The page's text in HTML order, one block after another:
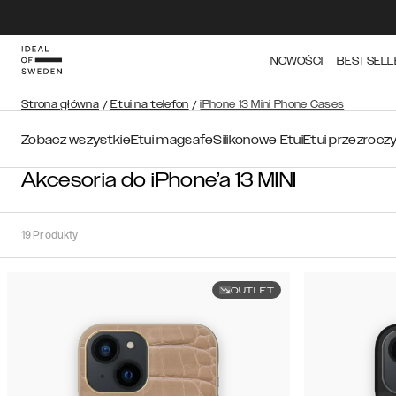
NOWOŚCI
Strona główna / Etui na telefon / iPhone 13 Mini Phone Cases
Zobacz wszystkieEtui magsafeSilikonowe EtuiEtui
Akcesoria do iPhone’a 13 MINI
19Produkty
Polecane
OUTLET